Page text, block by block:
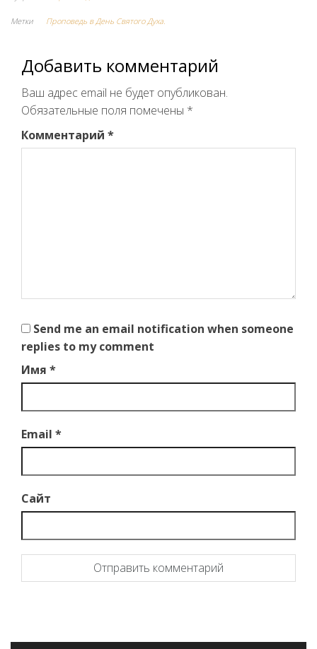
Метки Проповедь в День Святого Духа.
Добавить комментарий
Ваш адрес email не будет опубликован.
Обязательные поля помечены *
Комментарий *
Send me an email notification when someone
replies to my comment
Имя *
Email *
Сайт